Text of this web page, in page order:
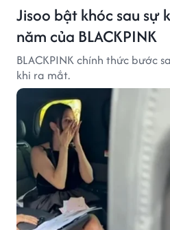
Jisoo bật khóc sau sự
năm của BLACKPINK
BLACKPINK chính thức bước
khi ra mắt.